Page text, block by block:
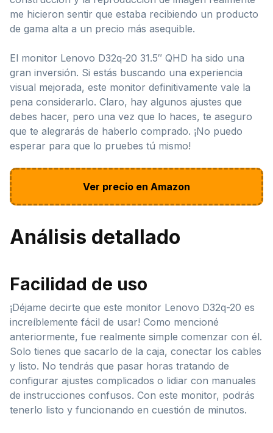
me hicieron sentir que estaba recibiendo un producto
de gama alta a un precio más asequible.
El monitor Lenovo D32q-20 31.5″ QHD ha sido una
gran inversión. Si estás buscando una experiencia
visual mejorada, este monitor definitivamente vale la
pena considerarlo. Claro, hay algunos ajustes que
debes hacer, pero una vez que lo haces, te aseguro
que te alegrarás de haberlo comprado. ¡No puedo
esperar para que lo pruebes tú mismo!
Ver precio en Amazon
Análisis detallado
Facilidad de uso
¡Déjame decirte que este monitor Lenovo D32q-20 es
increíblemente fácil de usar! Como mencioné
anteriormente, fue realmente simple comenzar con él.
Solo tienes que sacarlo de la caja, conectar los cables
y listo. No tendrás que pasar horas tratando de
configurar ajustes complicados o lidiar con manuales
de instrucciones confusos. Con este monitor, podrás
tenerlo listo y funcionando en cuestión de minutos.